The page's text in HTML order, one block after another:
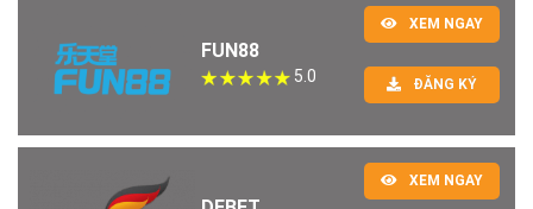
FUN88
5.0
XEM NGAY
ĐĂNG KÝ
XEM NGAY